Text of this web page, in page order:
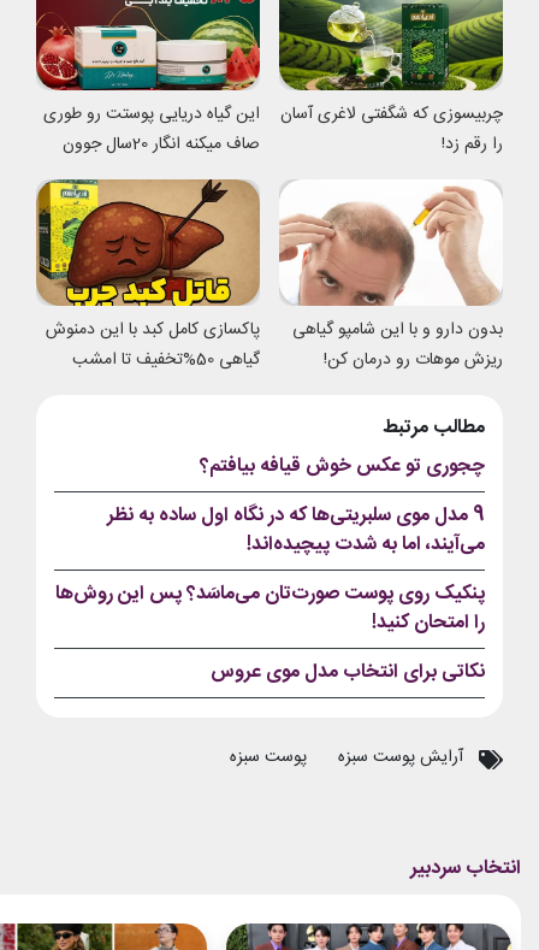
چربیسوزی که شگفتی لاغری آسان
را رقم زد!
این گیاه دریایی پوستت رو طوری
صاف میکنه انگار 20سال جوون
شدی
بدون دارو و با این شامپو گیاهی
ریزش موهات رو درمان کن!
پاکسازی کامل کبد با این دمنوش
گیاهی 50%تخفیف تا امشب
مطالب مرتبط
چجوری تو عکس خوش قیافه بیافتم؟
9 مدل موی سلبریتی‌ها که در نگاه اول ساده به نظر
می‌آیند، اما به شدت پیچیده‌اند!
پنکیک روی پوست صورت‌تان می‌ماسَد؟ پس این روش‌ها
را امتحان کنید!
نکاتی برای انتخاب مدل موی عروس
آرایش پوست سبزه پوست سبزه